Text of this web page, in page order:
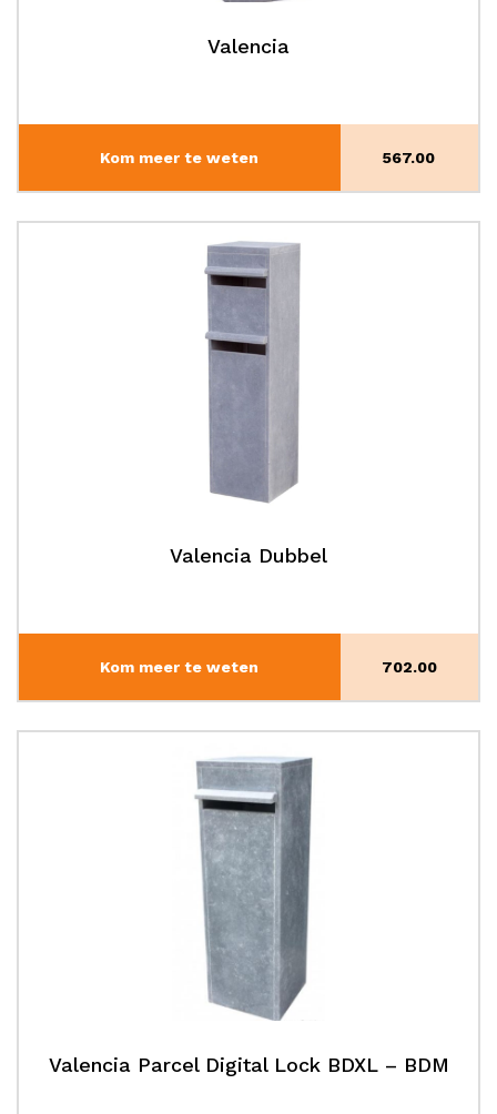
Valencia
Kom meer te weten 567.00
Valencia Dubbel
Kom meer te weten 702.00
Valencia Parcel Digital Lock BDXL – BDM